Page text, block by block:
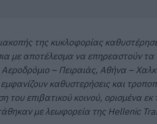
της κυκλοφορίας
με αποτέλεσμα να επηρεαστούν τα
Αεροδρόμιο – Πειραιάς, Αθήνα –
καθυστερήσεις και
του επιβατικού κοινού, ορισμένα
με λεωφορεία της Hellenic